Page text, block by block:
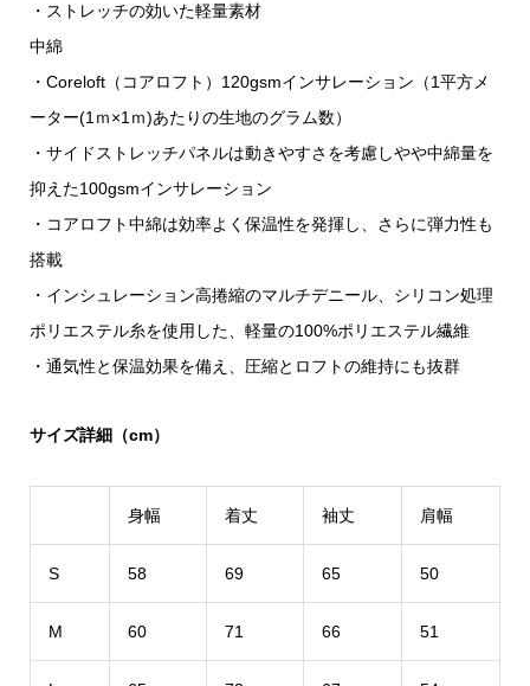
・ストレッチの効いた軽量素材
中綿
・Coreloft（コアロフト）120gsmインサレーション（1平方メ
ーター(1ｍ×1ｍ)あたりの生地のグラム数）
・サイドストレッチパネルは動きやすさを考慮しやや中綿量を
抑えた100gsmインサレーション
・コアロフト中綿は効率よく保温性を発揮し、さらに弾力性も
搭載
・インシュレーション高捲縮のマルチデニール、シリコン処理
ポリエステル糸を使用した、軽量の100%ポリエステル繊維
・通気性と保温効果を備え、圧縮とロフトの維持にも抜群
サイズ詳細（cm）
身幅 着丈 袖丈 肩幅
S 58 69 65 50
M 60 71 66 51